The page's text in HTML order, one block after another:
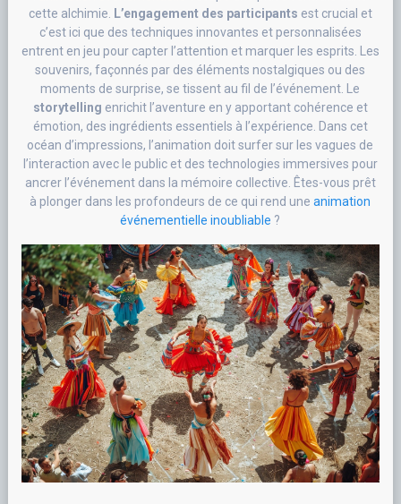
cette alchimie.
L’engagement des participants est crucial et
c’est ici que des techniques innovantes et personnalisées
entrent en jeu pour capter l’attention et marquer les esprits. Les
souvenirs, façonnés par des éléments nostalgiques ou des
moments de surprise, se tissent au fil de l’événement. Le
storytelling enrichit l’aventure en y apportant cohérence et
émotion, des ingrédients essentiels à l’expérience. Dans cet
océan d’impressions, l’animation doit surfer sur les vagues de
l’interaction avec le public et des technologies immersives pour
ancrer l’événement dans la mémoire collective. Êtes-vous prêt
à plonger dans les profondeurs de ce qui rend uneanimation
événementielle inoubliable ?